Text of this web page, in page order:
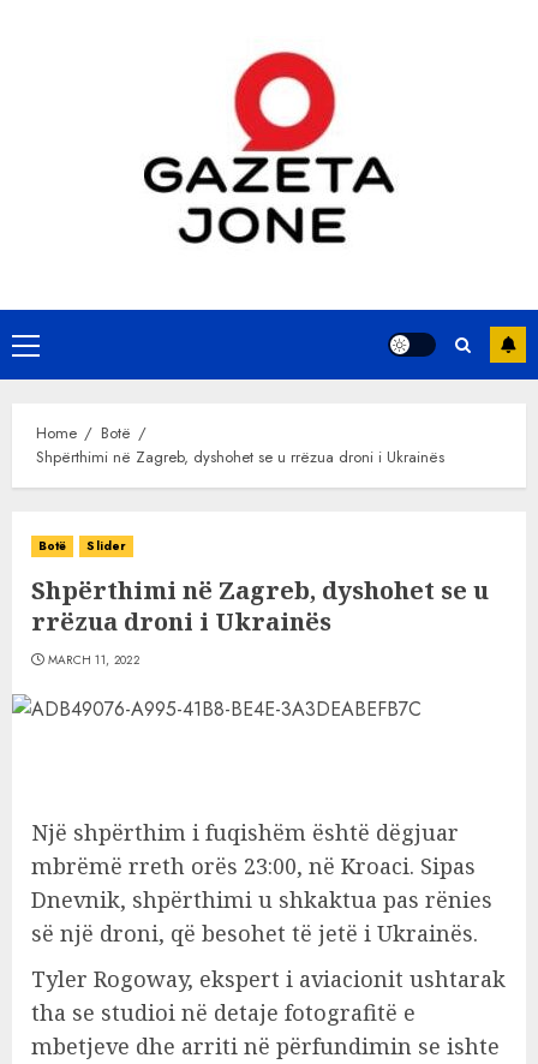
Primary
Menu
Home
Botë
Shpërthimi në Zagreb, dyshohet se u rrëzua droni i Ukrainës
Botë Slider
Shpërthimi në Zagreb, dyshohet se u
rrëzua droni i Ukrainës
MARCH 11, 2022
Një shpërthim i fuqishëm është dëgjuar
mbrëmë rreth orës 23:00, në Kroaci. Sipas
Dnevnik, shpërthimi u shkaktua pas rënies
së një droni, që besohet të jetë i Ukrainës.
Tyler Rogoway, ekspert i aviacionit ushtarak
tha se studioi në detaje fotografitë e
mbetjeve dhe arriti në përfundimin se ishte